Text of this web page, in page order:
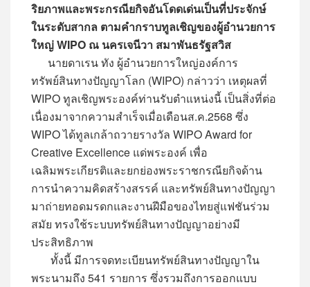
ริยภาพและพระกรณียกิจอันโดดเด่นเป็นที่ประจักษ์
ในระดับสากล ตามคำกราบทูลเชิญของผู้อํานวยการ
ใหญ่ WIPO ณ นครเจนีวา สมาพันธรัฐสวิส
นายดาเรน ทัง ผู้อำนวยการใหญ่องค์การ
ทรัพย์สินทางปัญญาโลก (WIPO) กล่าวว่า เหตุผลที่
WIPO ทูลเชิญพระองค์ท่านรับตำแหน่งนี้ เป็นสิ่งที่ต่อ
เนื่องมาจากความสำเร็จเมื่อเดือนส.ค.2568 ซึ่ง
WIPO ได้ทูลเกล้าถวายรางวัล WIPO Award for
Creative Excellence แด่พระองค์ เพื่อ
เฉลิมพระเกียรติและยกย่องพระราชกรณียกิจด้าน
การนำความคิดสร้างสรรค์ และทรัพย์สินทางปัญญา
มาถ่ายทอดมรดกและงานฝีมือของไทยสู่แฟชันร่วม
สมัย ทรงใช้ระบบทรัพย์สินทางปัญญาอย่างมี
ประสิทธิภาพ
ทั้งนี้ มีการจดทะเบียนทรัพย์สินทางปัญญาใน
พระนามถึง 541 รายการ ซึ่งรวมถึงการออกแบบ